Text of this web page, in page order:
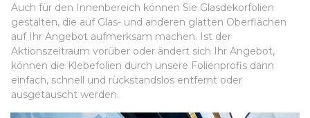
Auch für den Innenbereich können Sie Glasdekorfolien
gestalten, die auf Glas- und anderen glatten Oberflächen
auf Ihr Angebot aufmerksam machen. Ist der
Aktionszeitraum vorüber oder ändert sich Ihr Angebot,
können die Klebefolien durch unsere Folienprofis dann
einfach, schnell und rückstandslos entfernt oder
ausgetauscht werden.